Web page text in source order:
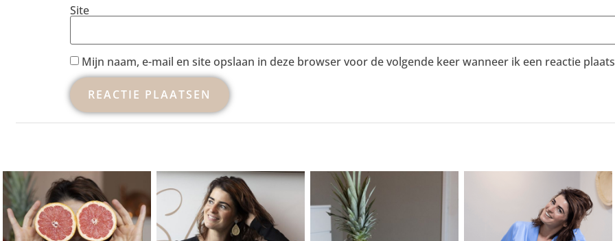
Site
Mijn naam, e-mail en site opslaan in deze browser voor de volgende keer wanneer ik een reactie